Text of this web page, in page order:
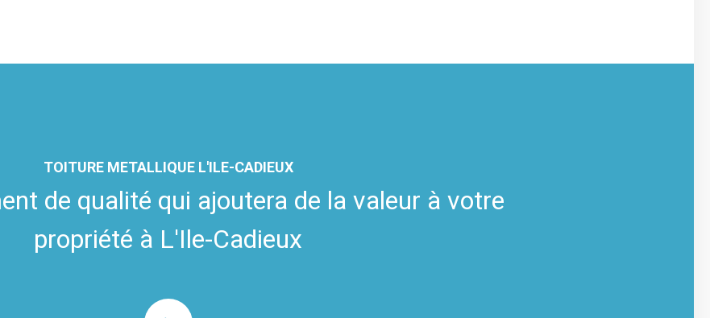
TOITURE METALLIQUE L'ILE-CADIEUX
de qualité qui ajoutera de la valeur à votre
propriété à L'Ile-Cadieux